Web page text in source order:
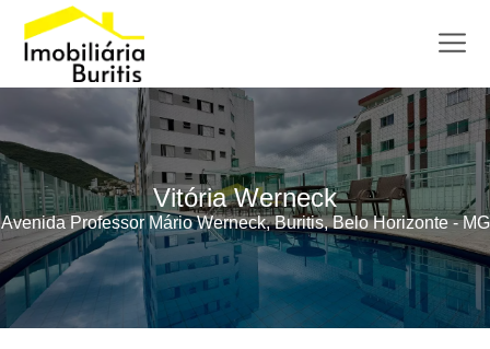
Vitória Werneck
Avenida Professor Mário Werneck, Buritis, Belo Horizonte - MG